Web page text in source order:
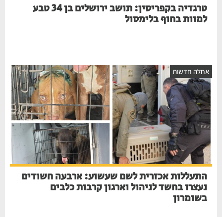
טרגדיה בקפריסין: תושב ירושלים בן 34 טבע
למוות בחוף בלימסול
חדשות
התעללות אכזרית לשם שעשוע: ארבעה חשודים
נעצרו בחשד לניהול וארגון קרבות כלבים
בשומרון